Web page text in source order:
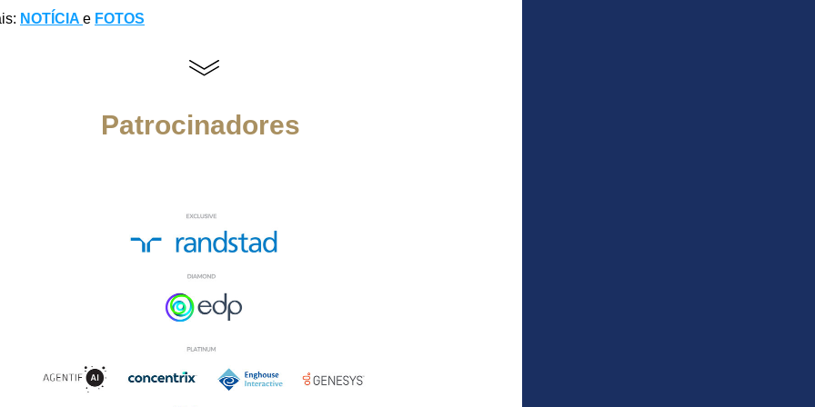
NOTÍCIA e FOTOS
Patrocinadores